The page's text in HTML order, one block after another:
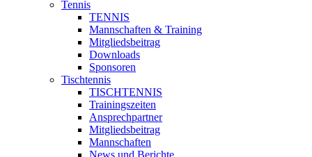
Tennis
TENNIS
Mannschaften & Training
Mitgliedsbeitrag
Downloads
Sponsoren
Tischtennis
TISCHTENNIS
Trainingszeiten
Ansprechpartner
Mitgliedsbeitrag
Mannschaften
News und Berichte